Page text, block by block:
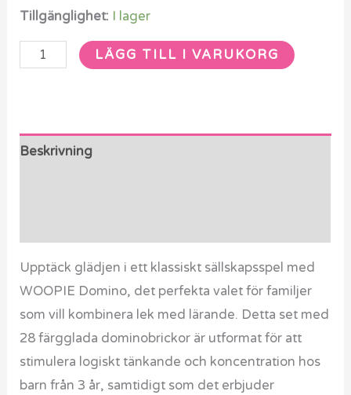
Tillgänglighet: I lager
LÄGG TILL I VARUKORG
Beskrivning
Upptäck glädjen i ett klassiskt sällskapsspel med
WOOPIE Domino, det perfekta valet för familjer
som vill kombinera lek med lärande. Detta set med
28 färgglada dominobrickor är utformat för att
stimulera logiskt tänkande och koncentration hos
barn från 3 år, samtidigt som det erbjuder